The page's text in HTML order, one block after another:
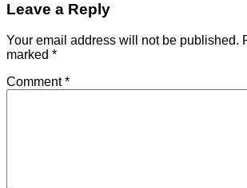
Leave a Reply
Your email address will not be published.
marked *
Comment*